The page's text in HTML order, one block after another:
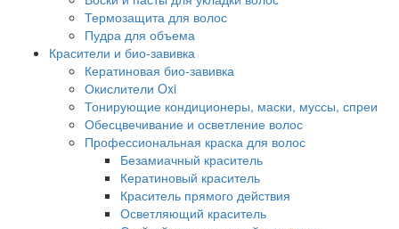
Термозащита для волос
Пудра для объема
Красители и био-завивка
Кератиновая био-завивка
Окислители Oxi
Тонирующие кондиционеры, маски, муссы, спреи
Обесцвечивание и осветление волос
Профессиональная краска для волос
Безамиачный краситель
Кератиновый краситель
Краситель прямого действия
Осветляющий краситель